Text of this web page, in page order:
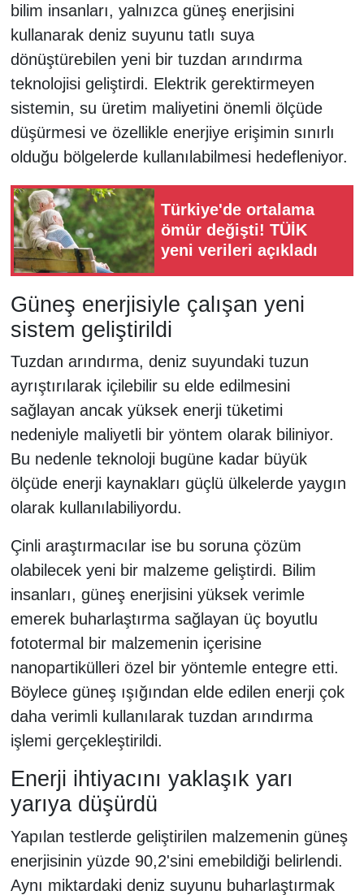
bilim insanları, yalnızca güneş enerjisini
kullanarak deniz suyunu tatlı suya
dönüştürebilen yeni bir tuzdan arındırma
teknolojisi geliştirdi. Elektrik gerektirmeyen
sistemin, su üretim maliyetini önemli ölçüde
düşürmesi ve özellikle enerjiye erişimin sınırlı
olduğu bölgelerde kullanılabilmesi hedefleniyor.
Türkiye'de ortalama
ömür değişti! TÜİK
yeni verileri açıkladı
Güneş enerjisiyle çalışan yeni
sistem geliştirildi
Tuzdan arındırma, deniz suyundaki tuzun
ayrıştırılarak içilebilir su elde edilmesini
sağlayan ancak yüksek enerji tüketimi
nedeniyle maliyetli bir yöntem olarak biliniyor.
Bu nedenle teknoloji bugüne kadar büyük
ölçüde enerji kaynakları güçlü ülkelerde yaygın
olarak kullanılabiliyordu.
Çinli araştırmacılar ise bu soruna çözüm
olabilecek yeni bir malzeme geliştirdi. Bilim
insanları, güneş enerjisini yüksek verimle
emerek buharlaştırma sağlayan üç boyutlu
fototermal bir malzemenin içerisine
nanopartikülleri özel bir yöntemle entegre etti.
Böylece güneş ışığından elde edilen enerji çok
daha verimli kullanılarak tuzdan arındırma
işlemi gerçekleştirildi.
Enerji ihtiyacını yaklaşık yarı
yarıya düşürdü
Yapılan testlerde geliştirilen malzemenin güneş
enerjisinin yüzde 90,2'sini emebildiği belirlendi.
Aynı miktardaki deniz suyunu buharlaştırmak